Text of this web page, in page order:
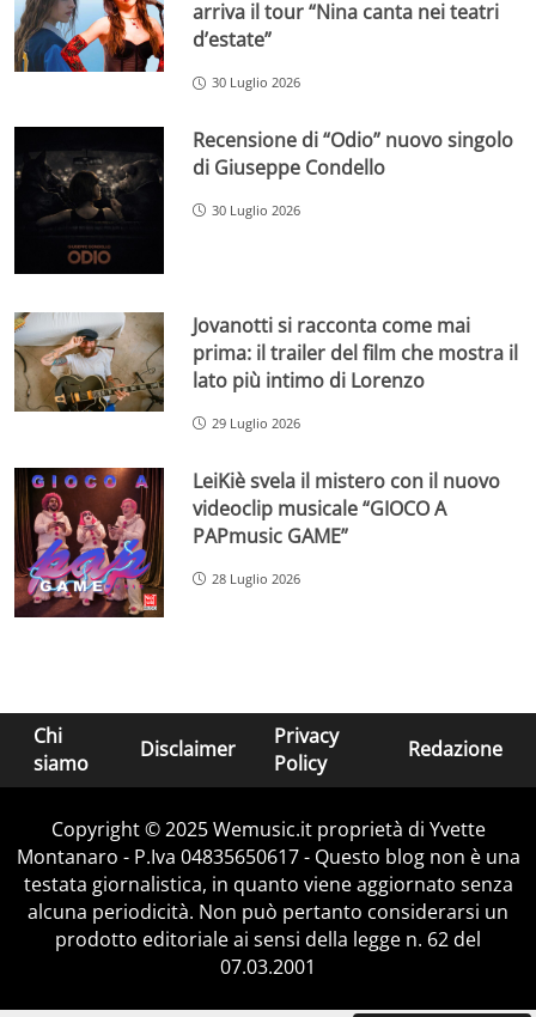
arriva il tour “Nina canta nei teatri
d’estate”
30 Luglio 2026
Recensione di “Odio” nuovo singolo
di Giuseppe Condello
30 Luglio 2026
Jovanotti si racconta come mai
prima: il trailer del film che mostra il
lato più intimo di Lorenzo
29 Luglio 2026
LeiKiè svela il mistero con il nuovo
videoclip musicale “GIOCO A
PAPmusic GAME”
28 Luglio 2026
Chi
siamo
Disclaimer
Privacy
Policy
Redazione
Copyright © 2025 Wemusic.it proprietà di Yvette
Montanaro - P.Iva 04835650617 - Questo blog non è una
testata giornalistica, in quanto viene aggiornato senza
alcuna periodicità. Non può pertanto considerarsi un
prodotto editoriale ai sensi della legge n. 62 del
07.03.2001